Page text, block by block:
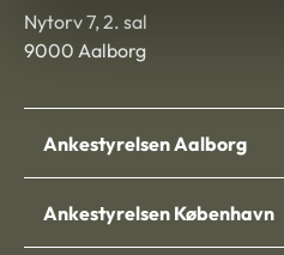
Nytorv 7, 2. sal
9000 Aalborg
Ankestyrelsen Aalborg
Ankestyrelsen København